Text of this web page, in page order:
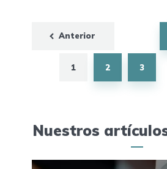
Anterior
Navegación
entradas
1 2 3
Nuestros